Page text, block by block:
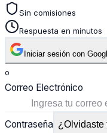
Sin comisiones
Respuesta en minutos
Iniciar sesión con
o
Correo Electrónico
Contraseña ¿Olvidaste